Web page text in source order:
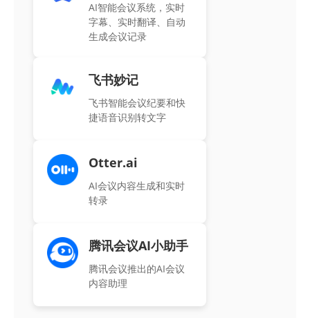
AI智能会议系统，实时
字幕、实时翻译、自动
生成会议记录
飞书妙记
飞书智能会议纪要和快
捷语音识别转文字
Otter.ai
AI会议内容生成和实时
转录
腾讯会议AI小助手
腾讯会议推出的AI会议
内容助理